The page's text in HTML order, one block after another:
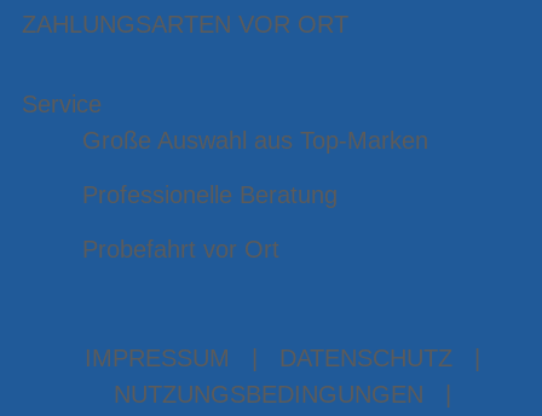
ZAHLUNGSARTEN VOR ORT
Service
Große Auswahl aus Top-Marken
Professionelle Beratung
Probefahrt vor Ort
IMPRESSUM DATENSCHUTZ
NUTZUNGSBEDINGUNGEN